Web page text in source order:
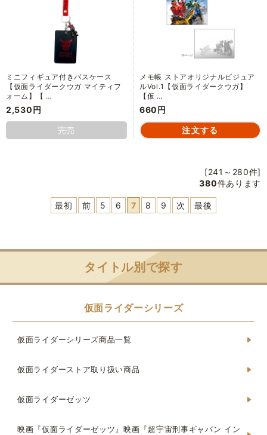
ミニフィギュア付きパスケース
【仮面ライダークウガ マイティフ
ォーム】【 …
2,530円
完売
メモ帳 ストアオリジナルビジュア
ルVol.1【仮面ライダークウガ】
【仮 …
660円
[241～280件]
380件あります
最初 前 5 6 7 8 9 次 最後
タイトル別で探す
仮面ライダーシリーズ
仮面ライダーシリーズ商品一覧
仮面ライダーストア取り扱い商品
仮面ライダーゼッツ
映画『仮面ライダーゼッツ』映画『超宇宙刑事ギャバン イン